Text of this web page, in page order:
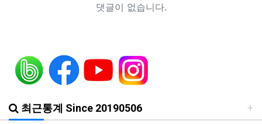
헌혈기증 행사가 있었습니다.
장군 진급을 축하드립니다. 소장 박민영(31기/정보), 준장 서필석(34기/공병).황주봉(36기/보병).김희찬(36기/기갑)
댓글이 없습니다.
최근통계 Since 20190506